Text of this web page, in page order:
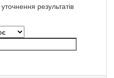
результатів